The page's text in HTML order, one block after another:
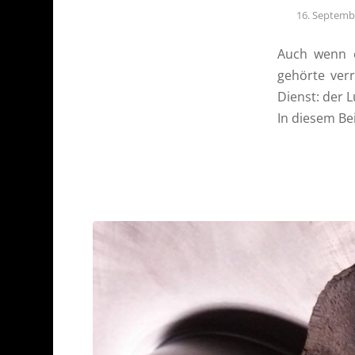
16.
Auch wenn
gehörte
Dienst: der
In diesem